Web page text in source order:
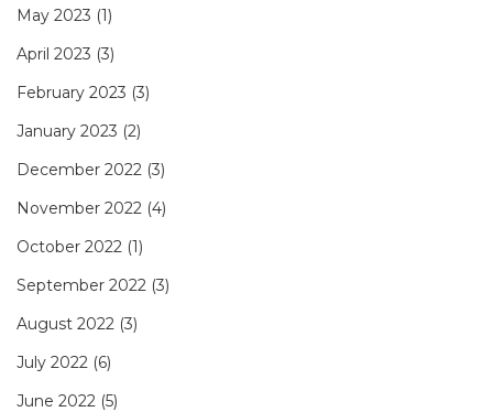
May 2023 (1)
April 2023 (3)
February 2023 (3)
January 2023 (2)
December 2022 (3)
November 2022 (4)
October 2022 (1)
September 2022 (3)
August 2022 (3)
July 2022 (6)
June 2022 (5)